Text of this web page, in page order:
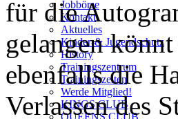
Jobbörse
Kontakt
Aktuelles
Kinder-& Jugendschutz
History
Trainingszentrum
Trainingszeiten
Werde Mitglied!
KINGS CLUB
QUEENS CLUB
für die
gelangen
ebenfalls die
Verlassen des